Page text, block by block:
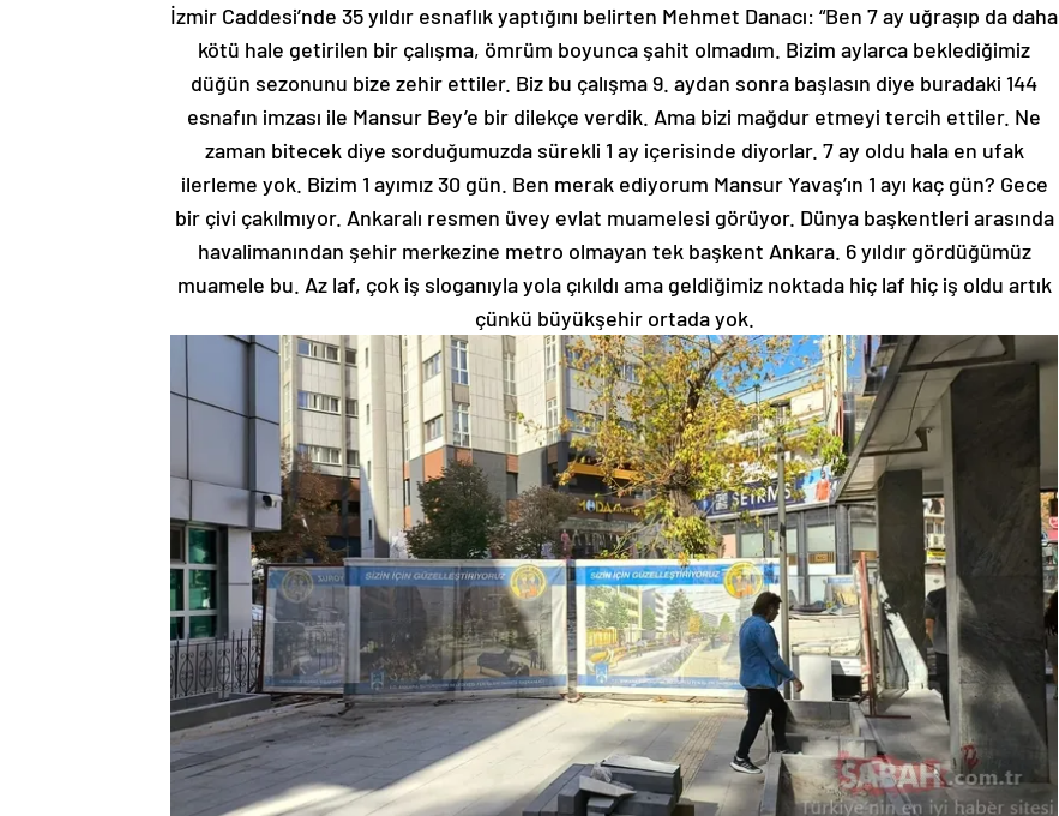
İzmir Caddesi’nde 35 yıldır esnaflık yaptığını belirten Mehmet Danacı: “Ben 7 ay uğraşıp da daha
kötü hale getirilen bir çalışma, ömrüm boyunca şahit olmadım. Bizim aylarca beklediğimiz
düğün sezonunu bize zehir ettiler. Biz bu çalışma 9. aydan sonra başlasın diye buradaki 144
esnafın imzası ile Mansur Bey’e bir dilekçe verdik. Ama bizi mağdur etmeyi tercih ettiler. Ne
zaman bitecek diye sorduğumuzda sürekli 1 ay içerisinde diyorlar. 7 ay oldu hala en ufak
ilerleme yok. Bizim 1 ayımız 30 gün. Ben merak ediyorum Mansur Yavaş’ın 1 ayı kaç gün? Gece
bir çivi çakılmıyor. Ankaralı resmen üvey evlat muamelesi görüyor. Dünya başkentleri arasında
havalimanından şehir merkezine metro olmayan tek başkent Ankara. 6 yıldır gördüğümüz
muamele bu. Az laf, çok iş sloganıyla yola çıkıldı ama geldiğimiz noktada hiç laf hiç iş oldu artık
çünkü büyükşehir ortada yok.